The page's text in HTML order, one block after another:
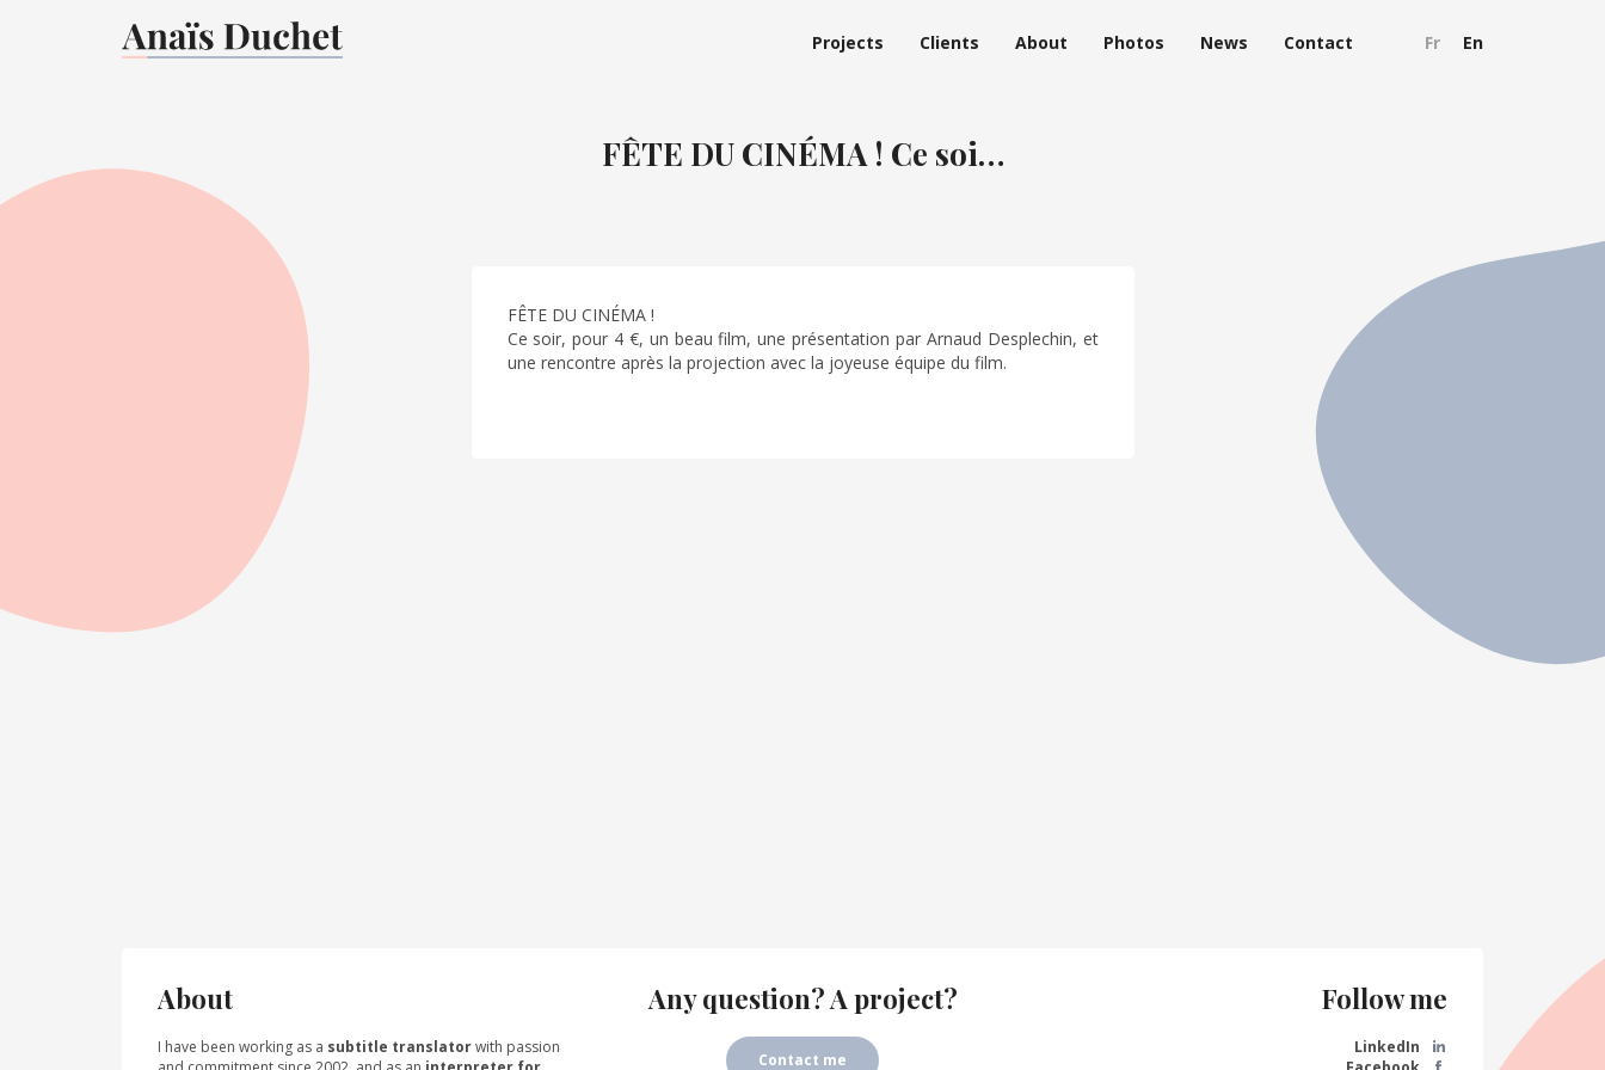
Fr En
Projects Clients About Photos News Contact
FÊTE DU CINÉMA ! Ce soi…
FÊTE DU CINÉMA !
Ce soir, pour 4 €, un beau film, une présentation par Arnaud Desplechin, et
une rencontre après la projection avec la joyeuse équipe du film.
About
I have been working as a subtitle translatorwith passion
Any question? A project?
Contact me
Follow me
LinkedIn